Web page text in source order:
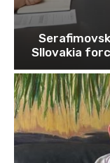
Sllovakia